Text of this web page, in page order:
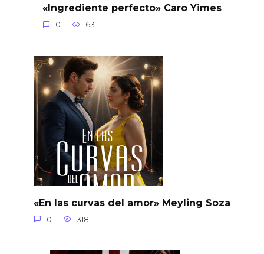
«Ingrediente perfecto» Caro Yimes
0 63
«En las curvas del amor» Meyling Soza
0 318